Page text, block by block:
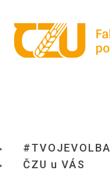
#TVOJEVOLBA
ČZU u VÁS